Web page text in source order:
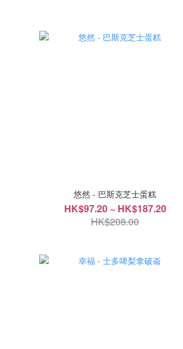
悠然 - 巴斯克芝士蛋糕
HK$97.20 ~ HK$187.20
HK$208.00